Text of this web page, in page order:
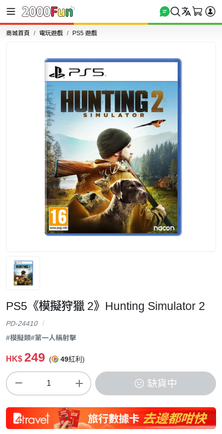
商城首頁 電玩遊戲 PS5 遊戲
PS5《模擬狩獵 2》Hunting Simulator 2
PD-24410
#模擬類#第一人稱射擊
HK$ 249 ( 49紅利)
缺貨中